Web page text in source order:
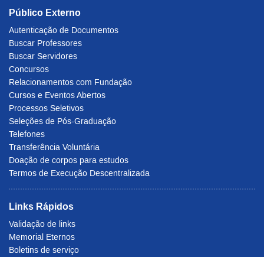
Público Externo
Autenticação de Documentos
Buscar Professores
Buscar Servidores
Concursos
Relacionamentos com Fundação
Cursos e Eventos Abertos
Processos Seletivos
Seleções de Pós-Graduação
Telefones
Transferência Voluntária
Doação de corpos para estudos
Termos de Execução Descentralizada
Links Rápidos
Validação de links
Memorial Eternos
Boletins de serviço